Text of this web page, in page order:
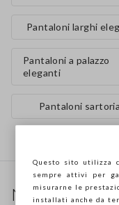
Pantaloni larghi
Pantaloni a palazzo
eleganti
Pantaloni
Newsletter
Questo sito utilizza
sempre attivi per
misurarne le
installati anche da